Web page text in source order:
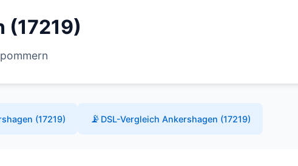
(17219)
(17219) 📡 DSL-Vergleich Ankershagen (17219)